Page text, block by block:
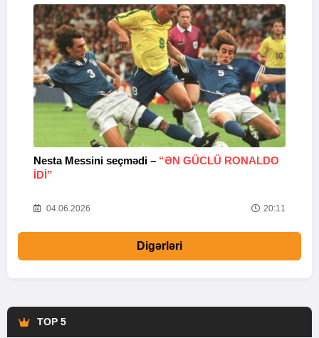
Nesta Messini seçmədi – “ƏN GÜCLÜ RONALDO
IDI”
04.06.2026 20:11
Digərləri
TOP 5